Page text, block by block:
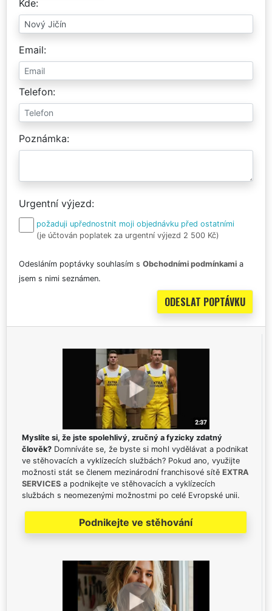
Kde
Email
Telefon
Poznámka
Urgentní výjezd
požaduji upřednostnit moji objednávku před ostatními
(je účtován poplatek za urgentní výjezd 2 500 Kč)
Odesláním poptávky souhlasím s Obchodními podmínkami a
jsem s nimi seznámen.
Myslíte si, že jste spolehlivý, zručný a fyzicky zdatný
člověk? Domníváte se, že byste si mohl vydělávat a podnikat
ve stěhovacích a vyklízecích službách? Pokud ano, využijte
možnosti stát se členem mezinárodní franchisové sítě EXTRA
SERVICES a podnikejte ve stěhovacích a vyklízecích
službách s neomezenými možnostmi po celé Evropské unii.
Podnikejte ve stěhování